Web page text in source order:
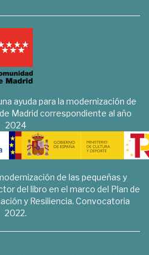
ayuda para la modernización de
Madrid correspondiente al año
2024
de las pequeñas y
del libro en el marco del Plan de
y Resiliencia. Convocatoria
2022.